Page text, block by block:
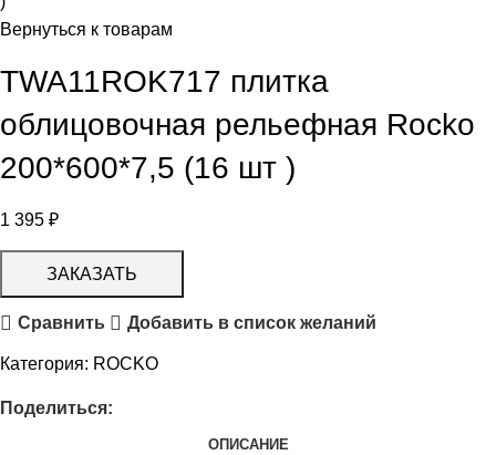
Вернуться к товарам
TWA11ROK717 плитка
облицовочная рельефная Rocko
200*600*7,5 (16 шт )
1 395 ₽
ЗАКАЗАТЬ
Сравнить Добавить в список желаний
Категория: ROCKO
Поделиться:
ОПИСАНИЕ